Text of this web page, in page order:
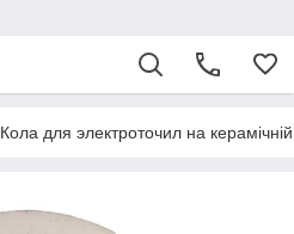
Кола для электроточил на керамічній